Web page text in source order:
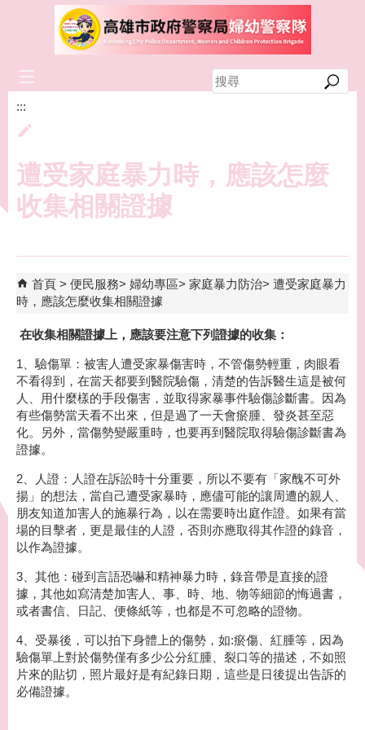
跳到主要內容區塊
搜
尋
:::
遭受家庭暴力時，應該怎麼
收集相關證據
首頁 便民服務 婦幼專區 家庭暴力防治
遭受家庭暴力
時，應該怎麼收集相關證據
在收集相關證據上，應該要注意下列證據的收集：
1、驗傷單：被害人遭受家暴傷害時，不管傷勢輕重，肉眼看
不看得到，在當天都要到醫院驗傷，清楚的告訴醫生這是被何
人、用什麼樣的手段傷害，並取得家暴事件驗傷診斷書。因為
有些傷勢當天看不出來，但是過了一天會瘀腫、發炎甚至惡
化。另外，當傷勢變嚴重時，也要再到醫院取得驗傷診斷書為
證據。
2、人證：人證在訴訟時十分重要，所以不要有「家醜不可外
揚」的想法，當自己遭受家暴時，應儘可能的讓周遭的親人、
朋友知道加害人的施暴行為，以在需要時出庭作證。如果有當
場的目擊者，更是最佳的人證，否則亦應取得其作證的錄音，
以作為證據。
3、其他：碰到言語恐嚇和精神暴力時，錄音帶是直接的證
據，其他如寫清楚加害人、事、時、地、物等細節的悔過書，
或者書信、日記、便條紙等，也都是不可忽略的證物。
4、受暴後，可以拍下身體上的傷勢，如:瘀傷、紅腫等，因為
驗傷單上對於傷勢僅有多少公分紅腫、裂口等的描述，不如照
片來的貼切，照片最好是有紀錄日期，這些是日後提出告訴的
必備證據。